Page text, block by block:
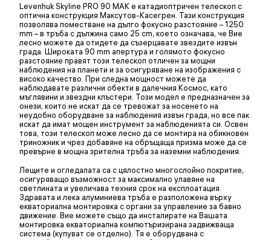
Levenhuk Skyline PRO 90 MAK е катадиоптричен телескоп с
оптична конструкция Максутов-Касегрен. Тази конструкция
позволява поместване на дълго фокусно разстояние – 1250
mm – в тръба с дължина само 25 cm, което означава, че Вие
лесно можете да отидете да съзерцавате звездите извън
града. Широката 90 mm апертура и голямото фокусно
разстояние правят този телескоп отличен за мощни
наблюдения на планети и за осигуряване на изображения с
високо качество. При следна мощност можете да
наблюдавате различни обекти в далечния Космос, като
мъглявини и звездни клъстери. Този модел е предназначен за
онези, които не искат да се тревожат за носенето на
неудобно оборудване за наблюдения извън града, но все пак
искат да имат мощен инструмент за наблюденията си. Освен
това, този телескоп може лесно да се монтира на обикновен
триножник и чрез добавяне на обръщаща призма може да се
превърне в мощна зрителна тръба за наземни наблюдения.
Лещите и огледалата са с цялостно многослойно покритие,
осигуряващо възможност за максимално улавяне на
светлината и увеличава техния срок на експлоатация.
Здравата и лека алуминиева тръба е разположена върху
екваториална монтировка с органи за управление за бавно
движение. Вие можете също да инсталирате на Вашата
монтировка екваториална компютъризирана задвижваща
система (купуват се отделно). Тя е оборудвана с